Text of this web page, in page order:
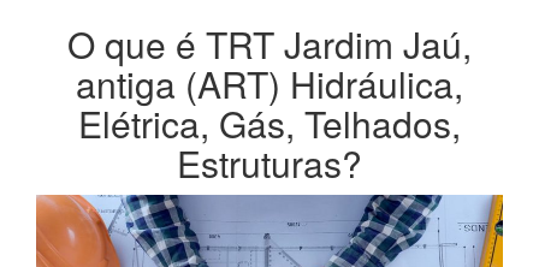
O que é TRT Jardim Jaú,
antiga (ART) Hidráulica,
Elétrica, Gás, Telhados,
Estruturas?